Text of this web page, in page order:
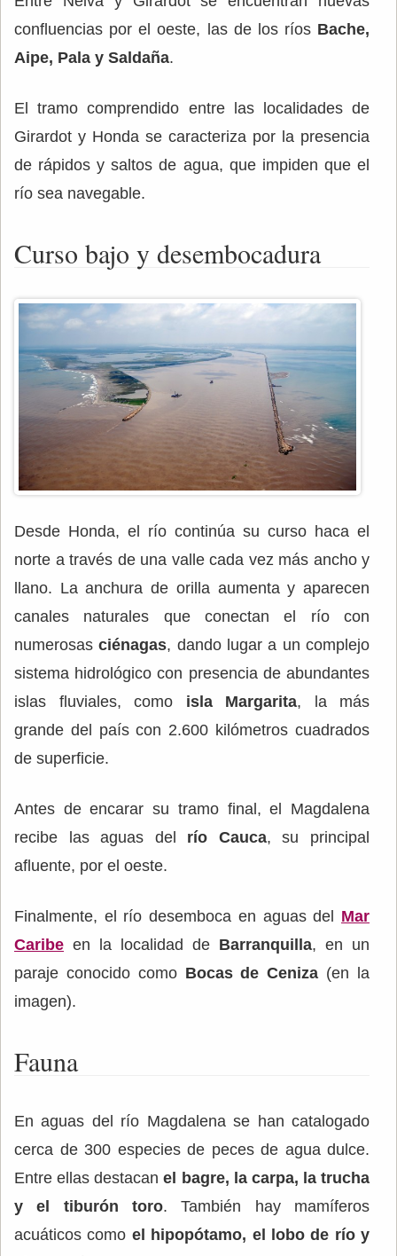
confluencias por el oeste, las de los ríos Bache,
Aipe, Pala y Saldaña.
El tramo comprendido entre las localidades de
Girardot y Honda se caracteriza por la presencia
de rápidos y saltos de agua, que impiden que el
río sea navegable.
Curso bajo y desembocadura
Desde Honda, el río continúa su curso haca el
norte a través de una valle cada vez más ancho y
llano. La anchura de orilla aumenta y aparecen
canales naturales que conectan el río con
numerosas ciénagas, dando lugar a un complejo
sistema hidrológico con presencia de abundantes
islas fluviales, como isla Margarita, la más
grande del país con 2.600 kilómetros cuadrados
de superficie.
Antes de encarar su tramo final, el Magdalena
recibe las aguas del río Cauca, su principal
afluente, por el oeste.
Finalmente, el río desemboca en aguas del Mar
Caribe en la localidad de Barranquilla, en un
paraje conocido como Bocas de Ceniza (en la
imagen).
Fauna
En aguas del río Magdalena se han catalogado
cerca de 300 especies de peces de agua dulce.
Entre ellas destacan el bagre, la carpa, la trucha
y el tiburón toro. También hay mamíferos
acuáticos como el hipopótamo, el lobo de río y